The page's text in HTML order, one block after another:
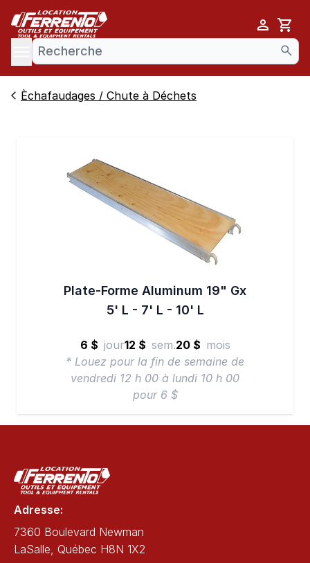
Cart
menu
Èchafaudages / Chute à Déchets
Plate-Forme Aluminum 19" Gx
5' L - 7' L - 10' L
6 $ jour12 $ sem.20 $ mois
* Louez pour la fin de semaine de
vendredi 12 h 00 à lundi 10 h 00
pour 6 $
Adresse:
7360 Boulevard Newman
LaSalle, Québec H8N 1X2